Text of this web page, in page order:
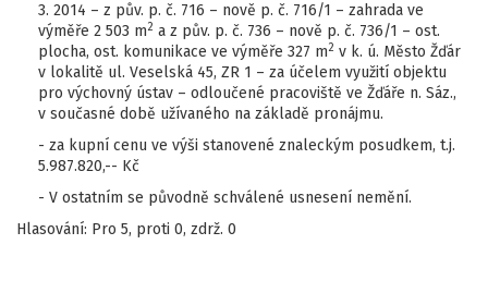
3. 2014 – z pův. p. č. 716 – nově p. č. 716/1 – zahrada ve
výměře 2 503 m2 a z pův. p. č. 736 – nově p. č. 736/1 – ost.
plocha, ost. komunikace ve výměře 327 m2 v k. ú. Město Žďár
v lokalitě ul. Veselská 45, ZR 1 – za účelem využití objektu
pro výchovný ústav – odloučené pracoviště ve Žďáře n. Sáz.,
v současné době užívaného na základě pronájmu.
- za kupní cenu ve výši stanovené znaleckým posudkem, t.j.
5.987.820,-- Kč
- V ostatním se původně schválené usnesení nemění.
Hlasování: Pro 5, proti 0, zdrž. 0